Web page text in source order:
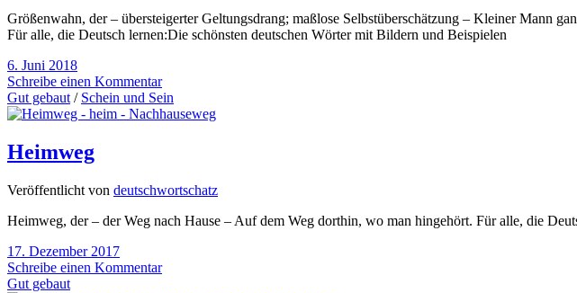
Größenwahn, der – übersteigerter Geltungsdrang; maßlose Selbstüberschätzung – Kleiner Mann
Für alle, die Deutsch lernen:Die schönsten deutschen Wörter mit Bildern und Beispielen
6. Juni 2018
Schreibe einen Kommentar
Gut gebaut / Schein und Sein
Heimweg
Veröffentlicht von deutschwortschatz
Heimweg, der – der Weg nach Hause – Auf dem Weg dorthin, wo man hingehört. Für alle, die
17. Dezember 2017
Schreibe einen Kommentar
Gut gebaut